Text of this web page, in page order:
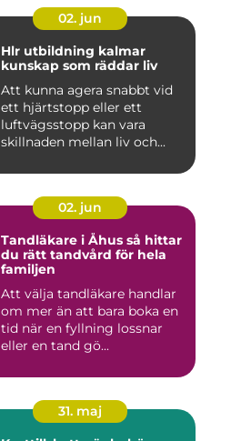
02. jun
Hlr utbildning kalmar
kunskap som räddar liv
Att kunna agera snabbt vid
ett hjärtstopp eller ett
luftvägsstopp kan vara
skillnaden mellan liv och...
02. jun
Tandläkare i Åhus så hittar
du rätt tandvård för hela
familjen
Att välja tandläkare handlar
om mer än att bara boka en
tid när en fyllning lossnar
eller en tand gö...
31. maj